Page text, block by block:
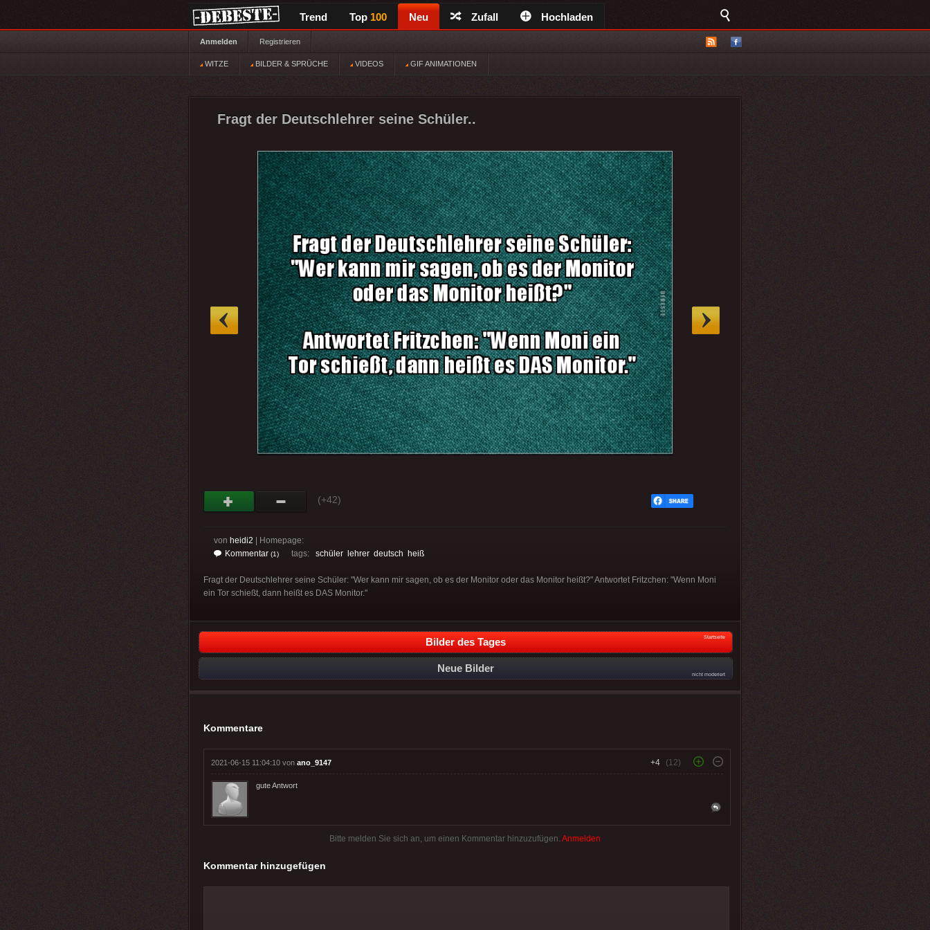
Trend Top 100 Neu Zufall Hochladen
Anmelden Registrieren
WITZE BILDER & SPRÜCHE VIDEOS GIF ANIMATIONEN
Fragt der Deutschlehrer seine Schüler..
(+42)
von heidi2 | Homepage:
Kommentar (1) tags: schüler lehrer deutsch heiß
Fragt der Deutschlehrer seine Schüler: "Wer kann mir sagen, ob es der Monitor oder das Monitor heißt?" Antwortet Fritzchen: "Wenn Moni
ein Tor schießt, dann heißt es DAS Monitor."
Bilder des Tages Startseite
Neue Bilder
nicht moderiert
Kommentare
2021-06-15 11:04:10 von ano_9147 +4 (12)
gute Antwort
Bitte melden Sie sich an, um einen Kommentar hinzuzufügen. Anmelden
Kommentar hinzugefügen